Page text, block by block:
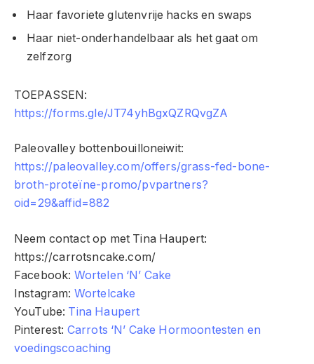
Haar favoriete glutenvrije hacks en swaps
Haar niet-onderhandelbaar als het gaat om
zelfzorg
TOEPASSEN:
https://forms.gle/JT74yhBgxQZRQvgZA
Paleovalley bottenbouilloneiwit:
https://paleovalley.com/offers/grass-fed-bone-
broth-proteïne-promo/pvpartners?
oid=29&affid=882
Neem contact op met Tina Haupert:
https://carrotsncake.com/
Facebook: Wortelen ‘N’ Cake
Instagram: Wortelcake
YouTube: Tina Haupert
Pinterest: Carrots ‘N’ Cake Hormoontesten en
voedingscoaching